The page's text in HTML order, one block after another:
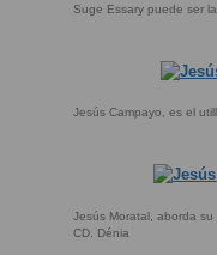
Suge Essary puede ser
Jesús Campayo, es el
Jesús Moratal, aborda
CD. Dénia